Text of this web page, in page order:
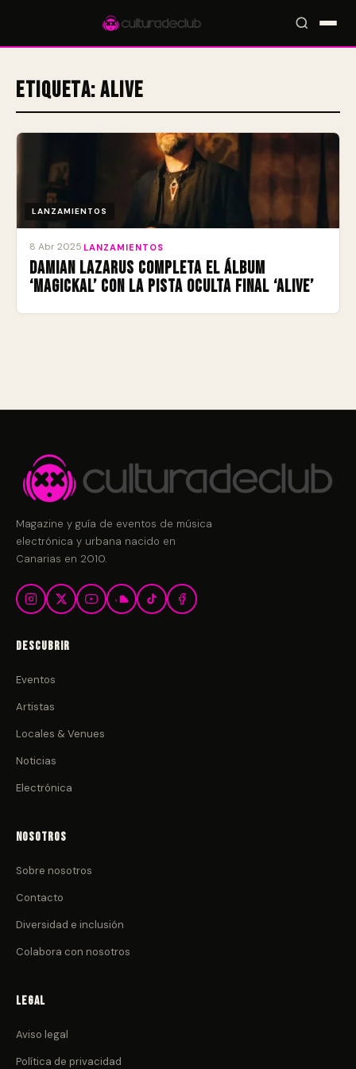
Accesos rápidos: 🎪 Eventos🎤 Artistas📍 Locales📰 Magazine
Etiqueta:Alive
LANZAMIENTOS
8 Abr 2025 LANZAMIENTOS
Damian Lazarus completa el álbum
‘Magickal’ con la pista oculta final ‘Alive’
Magazine y guía de eventos de música
electrónica y urbana nacido en
Canarias en 2010.
Descubrir
Eventos
Artistas
Locales & Venues
Noticias
Electrónica
Nosotros
Sobre nosotros
Contacto
Diversidad e inclusión
Colabora con nosotros
Legal
Aviso legal
Política de privacidad